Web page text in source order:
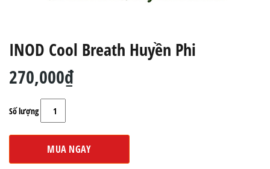
INOD Cool Breath Huyền Phi
270,000₫
Số lượng
MUA NGAY